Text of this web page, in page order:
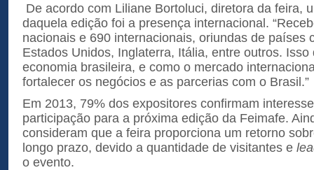
De acordo com Liliane Bortoluci, diretora da feira,
daquela edição foi a presença internacional.
nacionais e 690 internacionais, oriundas de países
Estados Unidos, Inglaterra, Itália, entre outros.
economia brasileira, e como o mercado
fortalecer os negócios e as parcerias com o Brasil.”
Em 2013, 79% dos expositores confirmam
participação para a próxima edição da Feimafe.
consideram que a feira proporciona um retorno
longo prazo, devido a quantidade de visitantes e
o evento.